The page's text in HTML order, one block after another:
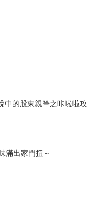
中的股東親筆之咔啦啦攻
滿出家門扭～